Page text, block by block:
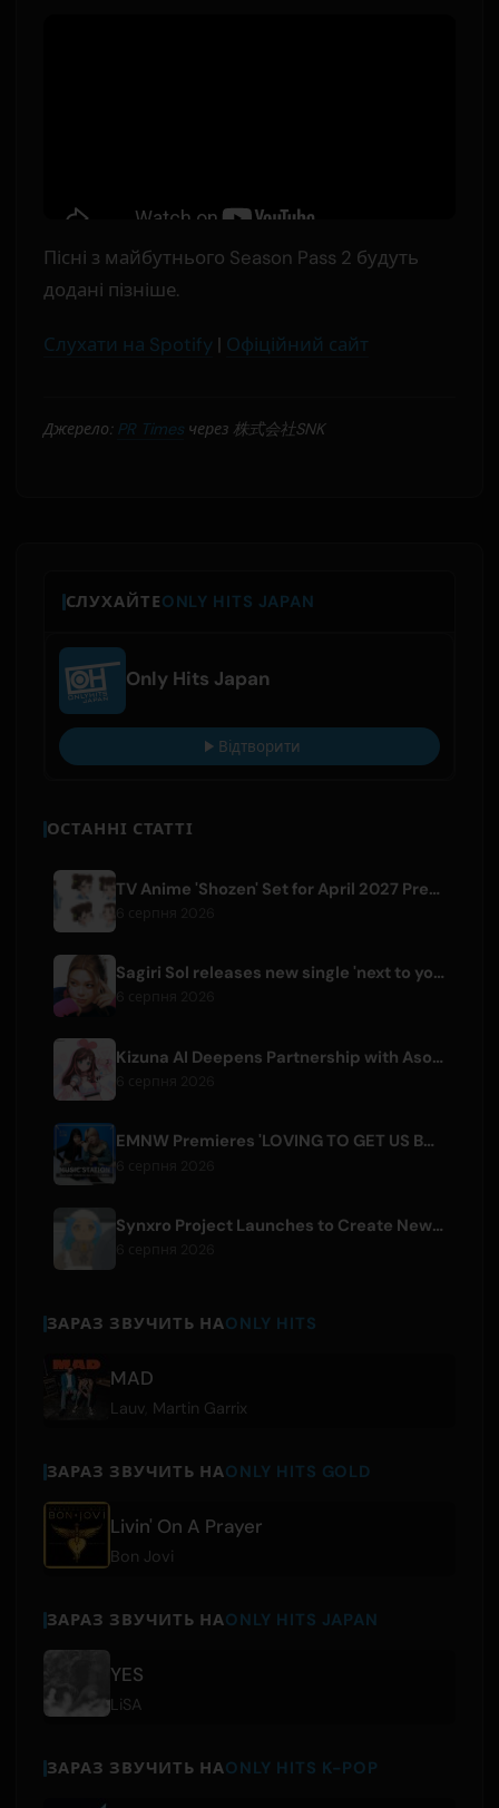
Пісні з майбутнього Season Pass 2 будуть
додані пізніше.
Слухати на Spotify | Офіційний сайт
Джерело: PR Timesчерез 株式会社SNK
СЛУХАЙТЕONLY HITS JAPAN
Only Hits Japan
Відтворити
ОСТАННІ СТАТТІ
TV Anime 'Shozen' Set for April 2027 Premiere on Fuji TV
Sagiri Sol releases new single 'next to your love' after hiatus
Kizuna AI Deepens Partnership with Asobisystem Ahead of 10th Anniversary World Tour
EMNW Premieres 'LOVING TO GET US BY' Music Video on August 7
Synxro Project Launches to Create New IP from Fictional Anime Openings
ЗАРАЗ ЗВУЧИТЬ НАONLY HITS
MAD
Lauv, Martin Garrix
ЗАРАЗ ЗВУЧИТЬ НАONLY HITS GOLD
Livin' On A Prayer
Bon Jovi
ЗАРАЗ ЗВУЧИТЬ НАONLY HITS JAPAN
YES
LiSA
ЗАРАЗ ЗВУЧИТЬ НАONLY HITS K-POP